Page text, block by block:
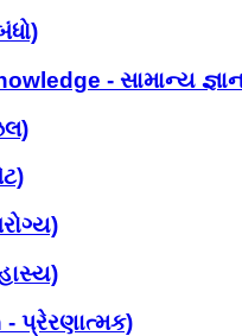
- સામાન્ય
પ્રેરણાત્મક)